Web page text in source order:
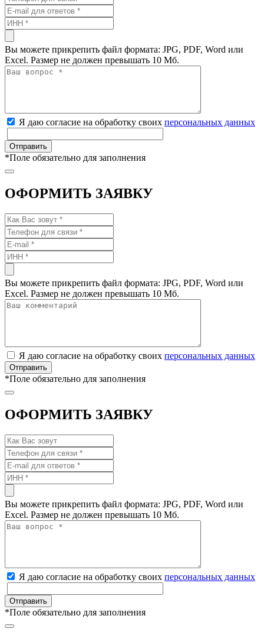
Вы можете прикрепить файл формата: JPG, PDF, Word или
Excel. Размер не должен превышать 10 Мб.
Я даю согласие на обработку своих персональных данных
*Поле обязательно для заполнения
ОФОРМИТЬ ЗАЯВКУ
Вы можете прикрепить файл формата: JPG, PDF, Word или
Excel. Размер не должен превышать 10 Мб.
Я даю согласие на обработку своих персональных данных
*Поле обязательно для заполнения
ОФОРМИТЬ ЗАЯВКУ
Вы можете прикрепить файл формата: JPG, PDF, Word или
Excel. Размер не должен превышать 10 Мб.
Я даю согласие на обработку своих персональных данных
*Поле обязательно для заполнения